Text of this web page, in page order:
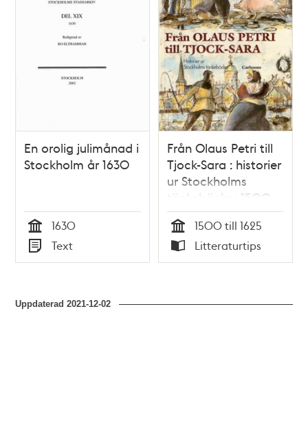
En orolig julimånad i
Stockholm år 1630
Tid
1630
Typ
Text
Från Olaus Petri till
Tjock-Sara : historier
ur Stockholms
tänkeböcker 1500-
1625 / Åke Eriksson
Tid
1500 till 1625
Typ
Litteraturtips
Uppdaterad2021-12-02